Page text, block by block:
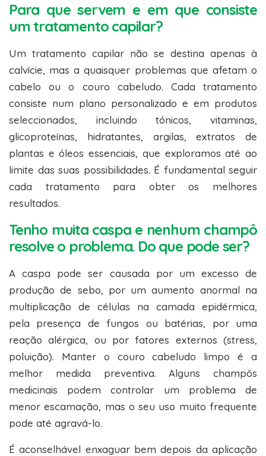
Para que servem e em que consiste
um tratamento capilar?
Um tratamento capilar não se destina apenas à
calvície, mas a quaisquer problemas que afetam o
cabelo ou o couro cabeludo. Cada tratamento
consiste num plano personalizado e em produtos
seleccionados, incluindo tónicos, vitaminas,
glicoproteínas, hidratantes, argilas, extratos de
plantas e óleos essenciais, que exploramos até ao
limite das suas possibilidades. É fundamental seguir
cada tratamento para obter os melhores
resultados.
Tenho muita caspa e nenhum champô
resolve o problema. Do que pode ser?
A caspa pode ser causada por um excesso de
produção de sebo, por um aumento anormal na
multiplicação de células na camada epidérmica,
pela presença de fungos ou batérias, por uma
reação alérgica, ou por fatores externos (stress,
poluição). Manter o couro cabeludo limpo é a
melhor medida preventiva. Alguns champôs
medicinais podem controlar um problema de
menor escamação, mas o seu uso muito frequente
pode até agravá-lo.
É aconselhável enxaguar bem depois da aplicação